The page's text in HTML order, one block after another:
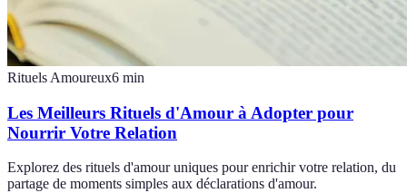
Rituels Amoureux6 min
Les Meilleurs Rituels d'Amour à Adopter pour
Nourrir Votre Relation
Explorez des rituels d'amour uniques pour enrichir votre relation, du
partage de moments simples aux déclarations d'amour.